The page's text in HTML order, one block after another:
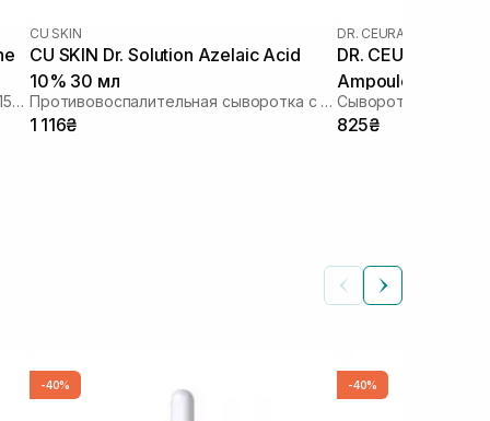
Сыворотка с азелаиновой кислотой 15% и глутатиона
CU SKIN
CU SKIN Dr. Solution Azelaic Acid
10% 30 мл
Противовоспалительная сыворотка с азелаиновой кислотой
1 116₴
DR. CEURACLE
DR. CEURACLE
Ampoule 30 мл
825₴
-40% -40%